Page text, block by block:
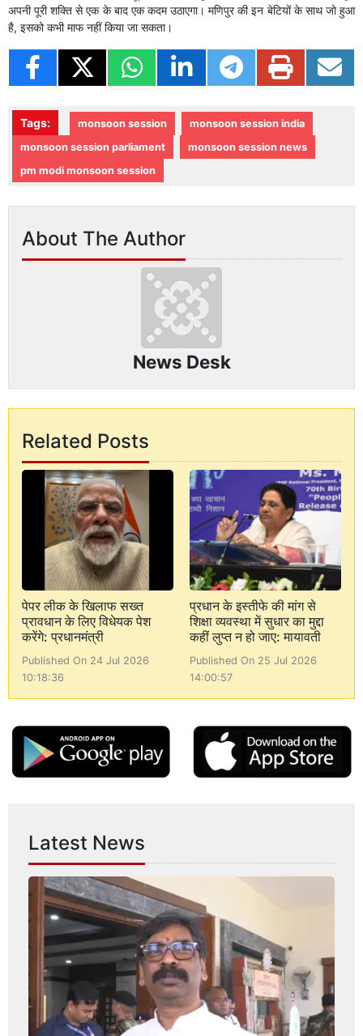
अपनी पूरी शक्ति से एक के बाद एक कदम उठाएगा। मणिपुर की इन बेटियों के साथ जो हुआ
है, इसको कभी माफ नहीं किया जा सकता।
Tags: monsoon session
monsoon session india
monsoon session parliament
monsoon session news
pm modi monsoon session
About The Author
News Desk
Related Posts
पेपर लीक के खिलाफ सख्त
प्रावधान के लिए विधेयक पेश
करेंगे: प्रधानमंत्री
Published On 24 Jul 2026
10:18:36
प्रधान के इस्तीफे की मांग से
शिक्षा व्यवस्था में सुधार का मुद्दा
कहीं लुप्त न हो जाए: मायावती
Published On 25 Jul 2026
14:00:57
Latest News